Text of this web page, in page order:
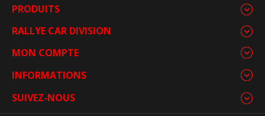
PRODUITS
RALLYE CAR DIVISION
MON COMPTE
INFORMATIONS
SUIVEZ-NOUS